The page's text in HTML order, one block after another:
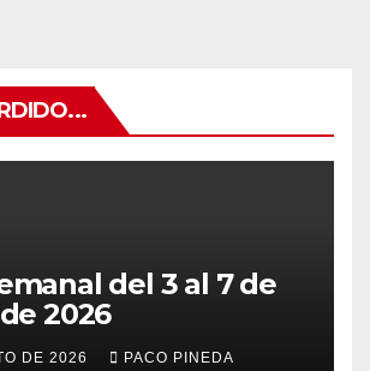
del 3 al 7 de
2026
DE 2026 PACO PINEDA